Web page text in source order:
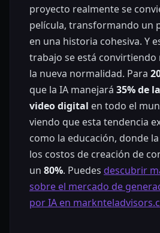
proyecto realmente se
película, transformando un
en una historia cohesiva. Y
trabajo se está convirtiendo
la nueva normalidad. Para
que la IA manejará 35% de
video digital en todo el
viendo que esta tendencia
como la educación, donde
los costos de creación de
un 80%. Puedes descubrir
sobre el mercado de
por IA en